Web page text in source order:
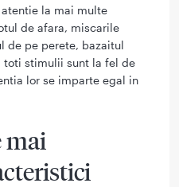
la mai multe
de afara, miscarile
de pe perete, bazaitul
toti stimulii sunt la fel de
lor se imparte egal in
mai